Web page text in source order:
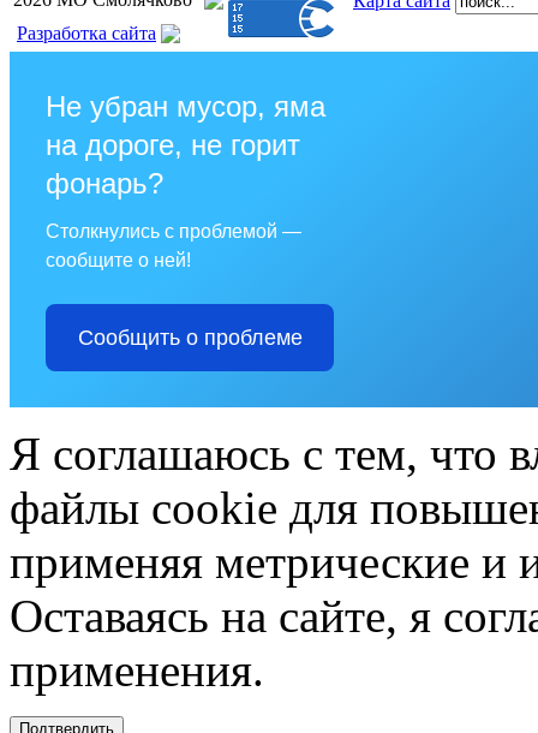
Разработка сайта
Не убран мусор, яма
на дороге, не горит
фонарь?
Столкнулись с проблемой —
сообщите о ней!
Сообщить о проблеме
Я соглашаюсь с тем, что
файлы cookie для
применяя метрические и
Оставаясь на сайте, я
применения.
Подтвердить